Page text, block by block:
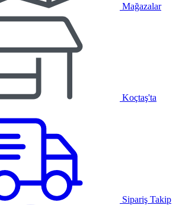
Mağazalar
Koçtaş'ta
Sipariş Takip